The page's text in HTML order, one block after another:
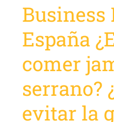
Business
España
comer
serrano?
evitar la